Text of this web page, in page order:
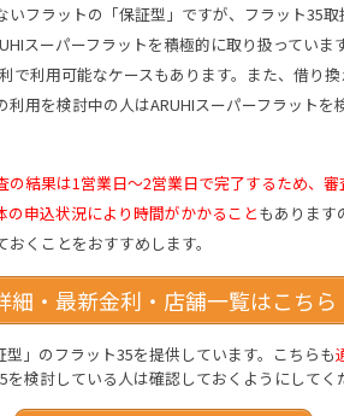
いフラットの「保証型」ですが、フラット35
スーパーフラットを積極的に取り扱っていま
で利用可能なケースもあります。また、借り
利用を検討中の人はARUHIスーパーフラットを
の結果は1営業日～2営業日で完了するため、
申込状況により時間がかかることもあります
くことをおすすめします。
細・最新金利・店舗一覧はこちら
」のフラット35を提供しています。こちらも
を検討している人は確認しておくようにしてく